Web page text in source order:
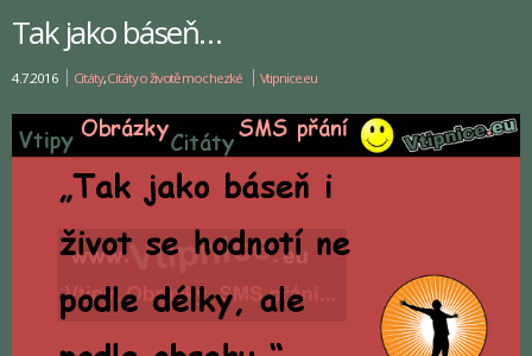
Tak jako báseň…
4.7.2016 Citáty,Citáty o životě moc hezké Vtipnice.eu